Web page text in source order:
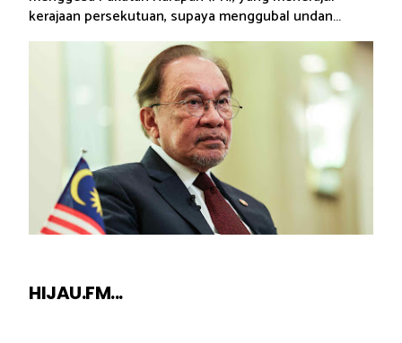
kerajaan persekutuan, supaya menggubal undan...
HIJAU.FM...